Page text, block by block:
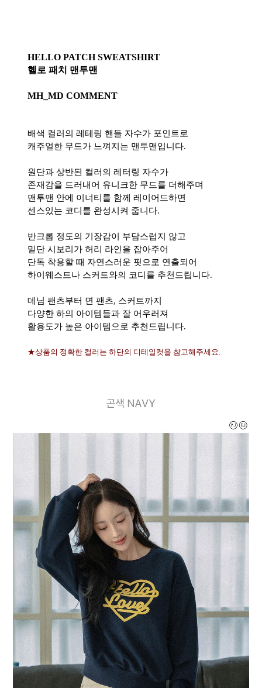
HELLO PATCH SWEATSHIRT
헬로 패치 맨투맨
MH_MD COMMENT
배색 컬러의 레테링 핸들 자수가 포인트로
캐주얼한 무드가 느껴지는 맨투맨입니다.
원단과 상반된 컬러의 레터링 자수가
존재감을 드러내어 유니크한 무드를 더해주며
맨투맨 안에 이너티를 함께 레이어드하면
센스있는 코디를 완성시켜 줍니다.
반크롭 정도의 기장감이 부담스럽지 않고
밑단 시보리가 허리 라인을 잡아주어
단독 착용할 때 자연스러운 핏으로 연출되어
하이웨스트나 스커트와의 코디를 추천드립니다.
데님 팬츠부터 면 팬츠, 스커트까지
다양한 하의 아이템들과 잘 어우러져
활용도가 높은 아이템으로 추천드립니다.
★상품의 정확한 컬러는 하단의 디테일컷을 참고해주세요.